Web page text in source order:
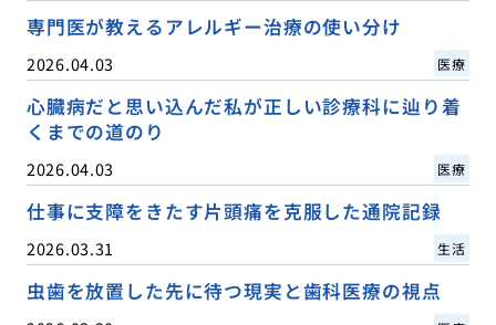
専門医が教えるアレルギー治療の使い分け
2026.04.03 医療
心臓病だと思い込んだ私が正しい診療科に辿り着
くまでの道のり
2026.04.03 医療
仕事に支障をきたす片頭痛を克服した通院記録
2026.03.31 生活
虫歯を放置した先に待つ現実と歯科医療の視点